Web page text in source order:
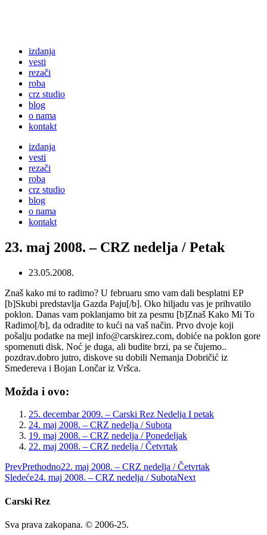
izdanja
vesti
rezači
roba
crz studio
blog
o nama
kontakt
izdanja
vesti
rezači
roba
crz studio
blog
o nama
kontakt
23. maj 2008. – CRZ nedelja / Petak
23.05.2008.
Znaš kako mi to radimo? U februaru smo vam dali besplatni EP
[b]Skubi predstavlja Gazda Paju[/b]. Oko hiljadu vas je prihvatilo
poklon. Danas vam poklanjamo bit za pesmu [b]Znaš Kako Mi To
Radimo[/b], da odradite to kući na vaš način. Prvo dvoje koji
pošalju podatke na mejl info@carskirez.com, dobiće na poklon gore
spomenuti disk. Noć je duga, ali budite brzi, pa se čujemo..
pozdrav.dobro jutro, diskove su dobili Nemanja Dobričić iz
Smedereva i Bojan Lončar iz Vršca.
Možda i ovo:
25. decembar 2009. – Carski Rez Nedelja I petak
24. maj 2008. – CRZ nedelja / Subota
19. maj 2008. – CRZ nedelja / Ponedeljak
22. maj 2008. – CRZ nedelja / Četvrtak
PrevPrethodno22. maj 2008. – CRZ nedelja / Četvrtak
Sledeće24. maj 2008. – CRZ nedelja / SubotaNext
Carski Rez
Sva prava zakopana. © 2006-25.